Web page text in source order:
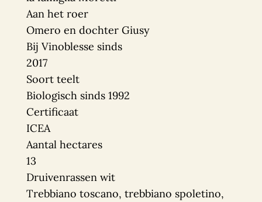
Aan het roer
Omero en dochter Giusy
Bij Vinoblesse sinds
2017
Soort teelt
Biologisch sinds 1992
Certificaat
ICEA
Aantal hectares
13
Druivenrassen wit
Trebbiano toscano, trebbiano spoletino,